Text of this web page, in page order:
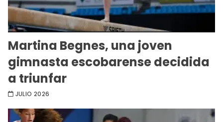
Martina Begnes, una joven
gimnasta escobarense decidida
a triunfar
JULIO 2026